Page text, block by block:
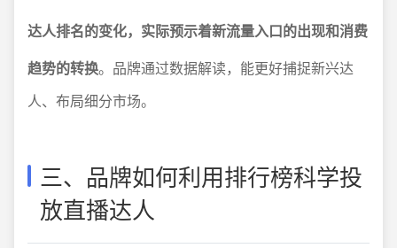
达人排名的变化，实际预示着新流量入口的出现和消费
趋势的转换。品牌通过数据解读，能更好捕捉新兴达
人、布局细分市场。
三、品牌如何利用排行榜科学投
放直播达人